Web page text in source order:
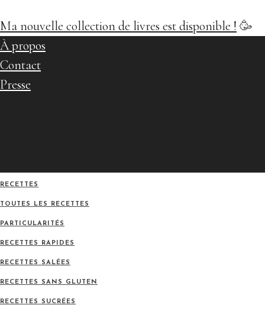
Ma nouvelle collection de livres est disponible ! 🥳
À propos
Contact
Presse
RECETTES
TOUTES LES RECETTES
PARTICULARITÉS
RECETTES RAPIDES
RECETTES SALÉES
RECETTES SANS GLUTEN
RECETTES SUCRÉES